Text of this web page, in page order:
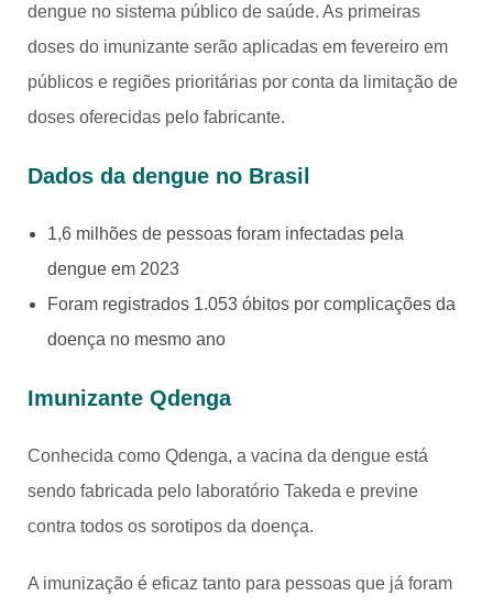
dengue no sistema público de saúde. As primeiras
doses do imunizante serão aplicadas em fevereiro em
públicos e regiões prioritárias por conta da limitação de
doses oferecidas pelo fabricante.
Dados da dengue no Brasil
1,6 milhões de pessoas foram infectadas pela
dengue em 2023
Foram registrados 1.053 óbitos por complicações da
doença no mesmo ano
Imunizante Qdenga
Conhecida como Qdenga, a vacina da dengue está
sendo fabricada pelo laboratório Takeda e previne
contra todos os sorotipos da doença.
A imunização é eficaz tanto para pessoas que já foram